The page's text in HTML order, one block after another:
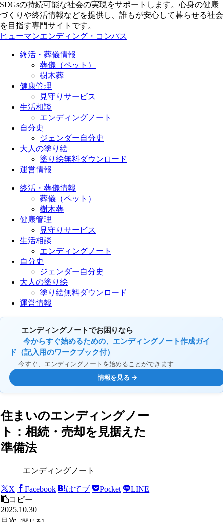
SDGsの持続可能な社会の実現をサポートします。心身の健康
づくりや終活情報などを提供し、誰もが安心して暮らせる社会
を目指す専門サイトです。
ヒューマンエンディング・コンパス
終活・葬儀情報
葬儀（ペット）
樹木葬
健康管理
見守りサービス
生活相談
エンディングノート
自分史
ジェンダー自分史
大人の塗り絵
塗り絵無料ダウンロード
運営情報
終活・葬儀情報
葬儀（ペット）
樹木葬
健康管理
見守りサービス
生活相談
エンディングノート
自分史
ジェンダー自分史
大人の塗り絵
塗り絵無料ダウンロード
運営情報
エンディングノートでお困りなら
今からすぐ始めるための、エンディングノート作成ガイ
ド（記入用のワークブック付）
今すぐ、エンディングノートを始めることができます
情報を見る →
住まいのエンディングノー
ト：相続・売却を見据えた
準備法
エンディングノート
X Facebook はてブ Pocket
LINE
コピー
2025.10.30